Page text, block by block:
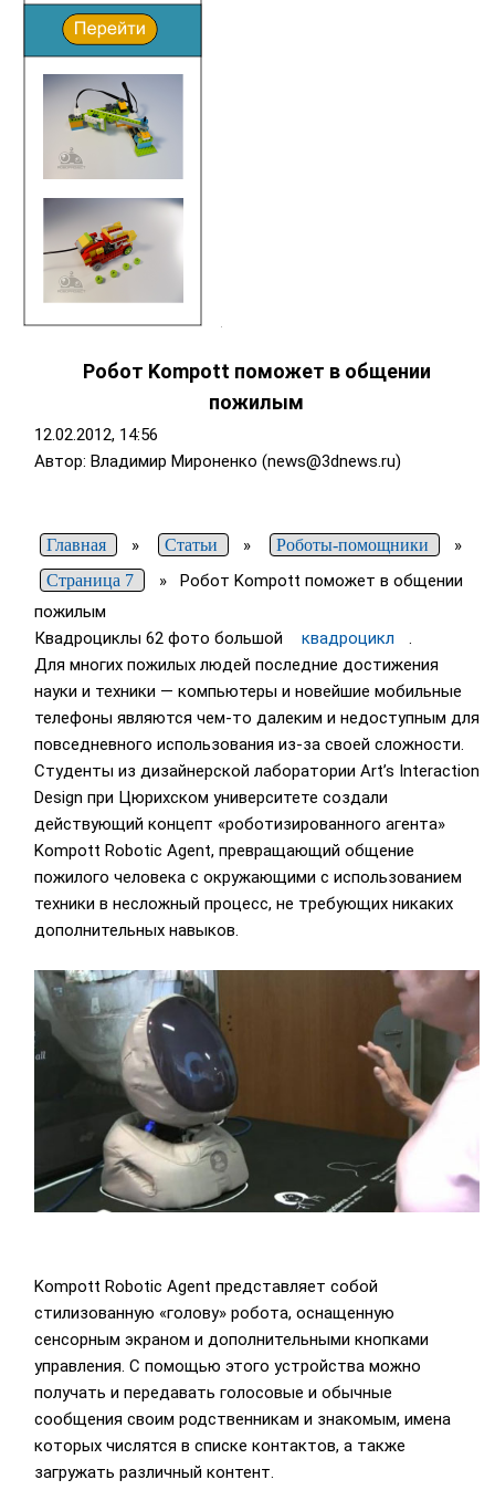
Робот Kompott поможет в общении
пожилым
12.02.2012, 14:56
Автор: Владимир Мироненко (news@3dnews.ru)
Главная » Статьи » Роботы-помощники »
Страница 7 » Робот Kompott поможет в общении
пожилым
Квадроциклы 62 фото большой
квадроцикл
.
Для многих пожилых людей последние достижения
науки и техники — компьютеры и новейшие мобильные
телефоны являются чем-то далеким и недоступным для
повседневного использования из-за своей сложности.
Студенты из дизайнерской лаборатории Art’s Interaction
Design при Цюрихском университете создали
действующий концепт «роботизированного агента»
Kompott Robotic Agent, превращающий общение
пожилого человека с окружающими с использованием
техники в несложный процесс, не требующих никаких
дополнительных навыков.
Kompott Robotic Agent представляет собой
стилизованную «голову» робота, оснащенную
сенсорным экраном и дополнительными кнопками
управления. С помощью этого устройства можно
получать и передавать голосовые и обычные
сообщения своим родственникам и знакомым, имена
которых числятся в списке контактов, а также
загружать различный контент.